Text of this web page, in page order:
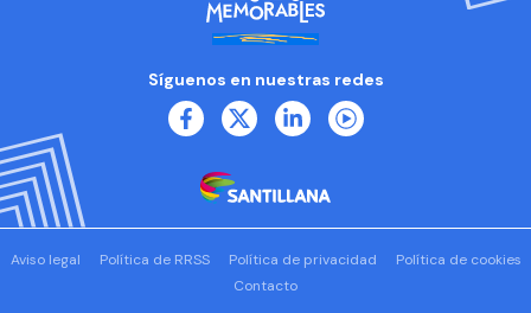
Síguenos en nuestras redes
Aviso legal Política de RRSS Política de privacidad
Política de cookies
Contacto